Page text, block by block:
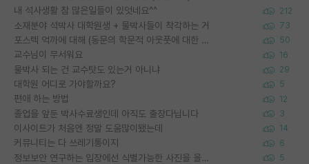
내 석사생활 참 많은일들이 있엇네요^^ 212
소재분야 석박사 대학원생 + 물박사들이 착각하는 거 73
포스텍 억까에 대해 (동문의 학문적 아웃풋에 대한 반박) 50
교수님이 무서워요 16
물박사 되는 건 교수탓도 있는거 아니냐 29
대학원 어디로 가야할까요? 5
편애 하는 방법 12
졸업을 앞둔 박사수료생인데 아직도 출장다닙니다 3
이사이트가 처음엔 정말 도움많이됐는데 14
커뮤니티는 다 쓰레기통이지 6
정보보안 연구하는 입장에선 식별가능한 사진을 올리는건 비추이긴함 5